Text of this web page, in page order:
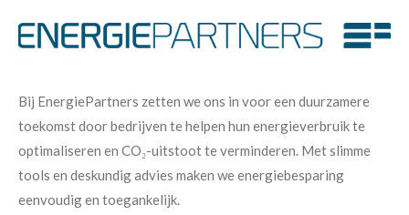
Bij EnergiePartners zetten we ons in voor een duurzamere
toekomst door bedrijven te helpen hun energieverbruik te
optimaliseren en CO₂-uitstoot te verminderen. Met slimme
tools en deskundig advies maken we energiebesparing
eenvoudig en toegankelijk.